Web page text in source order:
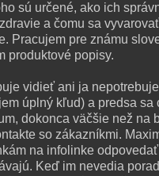
sú určené, ako ich
a čomu sa
Pracujem pre známu
produktové popisy.
vidieť ani ja
úplný kľud) a predsa sa
dokonca väčšie než na
so zákazníkmi.
na infolinke
Keď im nevedia